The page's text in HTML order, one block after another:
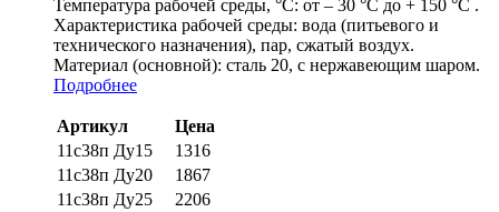
Температура рабочей среды, °С: от – 30 °С до + 150 °С .
Характеристика рабочей среды: вода (питьевого и
технического назначения), пар, сжатый воздух.
Материал (основной): сталь 20, с нержавеющим шаром.
Подробнее
Артикул
Цена
11с38п Ду15
1316
11с38п Ду20
1867
11с38п Ду25
2206